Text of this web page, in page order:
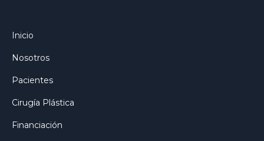
Inicio
Nosotros
Pacientes
Cirugía Plástica
Financiación